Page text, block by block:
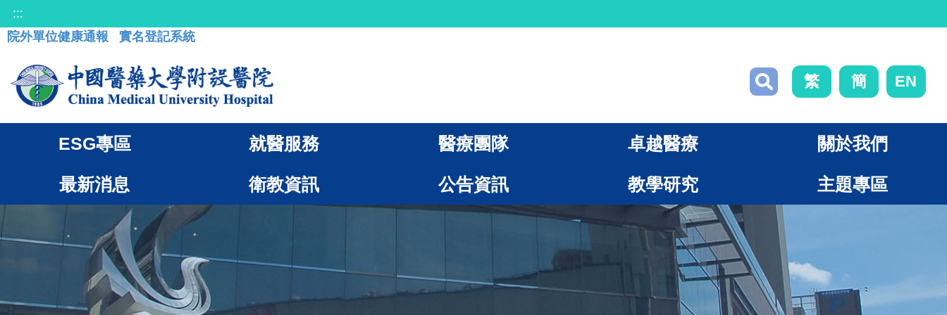
:::
院外單位健康通報
實名登記系統
繁 簡 EN
ESG專區 就醫服務 醫療團隊 卓越醫療 關於我們
最新消息 衛教資訊 公告資訊 教學研究 主題專區